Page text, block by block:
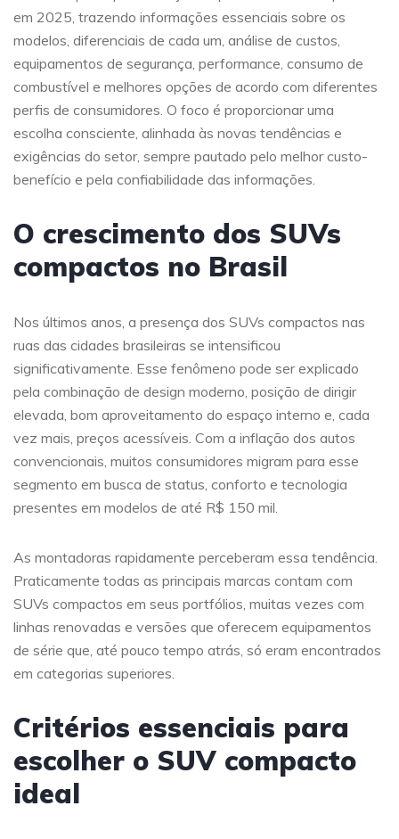
em 2025, trazendo informações essenciais sobre os
modelos, diferenciais de cada um, análise de custos,
equipamentos de segurança, performance, consumo de
combustível e melhores opções de acordo com diferentes
perfis de consumidores. O foco é proporcionar uma
escolha consciente, alinhada às novas tendências e
exigências do setor, sempre pautado pelo melhor custo-
benefício e pela confiabilidade das informações.
O crescimento dos SUVs
compactos no Brasil
Nos últimos anos, a presença dos SUVs compactos nas
ruas das cidades brasileiras se intensificou
significativamente. Esse fenômeno pode ser explicado
pela combinação de design moderno, posição de dirigir
elevada, bom aproveitamento do espaço interno e, cada
vez mais, preços acessíveis. Com a inflação dos autos
convencionais, muitos consumidores migram para esse
segmento em busca de status, conforto e tecnologia
presentes em modelos de até R$ 150 mil.
As montadoras rapidamente perceberam essa tendência.
Praticamente todas as principais marcas contam com
SUVs compactos em seus portfólios, muitas vezes com
linhas renovadas e versões que oferecem equipamentos
de série que, até pouco tempo atrás, só eram encontrados
em categorias superiores.
Critérios essenciais para
escolher o SUV compacto
ideal